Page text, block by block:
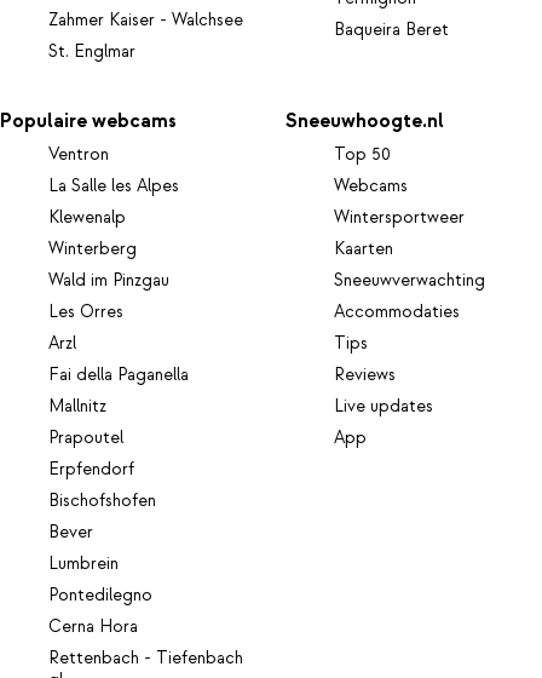
Zahmer Kaiser - Walchsee
St. Englmar
Baqueira Beret
Populaire webcams
Ventron
La Salle les Alpes
Klewenalp
Winterberg
Wald im Pinzgau
Les Orres
Arzl
Fai della Paganella
Mallnitz
Prapoutel
Erpfendorf
Bischofshofen
Bever
Lumbrein
Pontedilegno
Cerna Hora
Rettenbach - Tiefenbach
Sneeuwhoogte.nl
Top 50
Webcams
Wintersportweer
Kaarten
Sneeuwverwachting
Accommodaties
Tips
Reviews
Live updates
App